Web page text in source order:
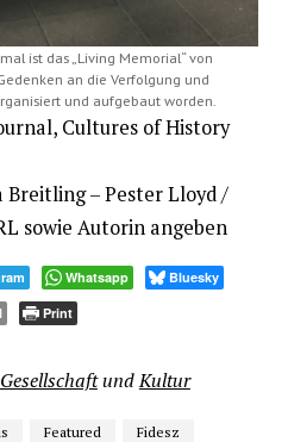
ist das „Living Memorial“ von
an die Verfolgung und
und aufgebaut worden.
Cultures of History
Breitling – Pester Lloyd /
sowie Autorin angeben
Whatsapp Bluesky
Print
GesellschaftundKultur
Featured
Fidesz